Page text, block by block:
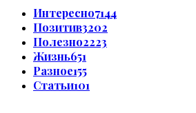
Интересно7144
Позитив3202
Полезно2223
Жизнь651
Разное155
Статьи101